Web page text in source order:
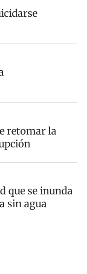
retomar la
que se inunda
sin agua